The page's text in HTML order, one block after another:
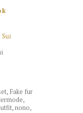
, Fake fur
,
,nono,